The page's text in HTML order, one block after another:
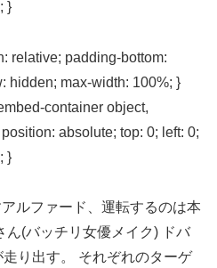
}
relative; padding-bottom:
hidden; max-width: 100%; }
container object,
absolute; top: 0; left: 0;
}
ルファード、運転するのは本
ん(バッチリ女優メイク) ドバ
り出す。 それぞれのターゲ